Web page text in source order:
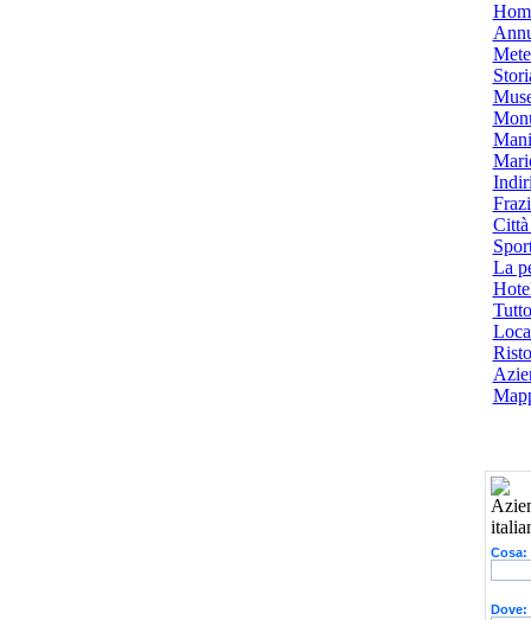
Città
La
Cosa:
Dove: